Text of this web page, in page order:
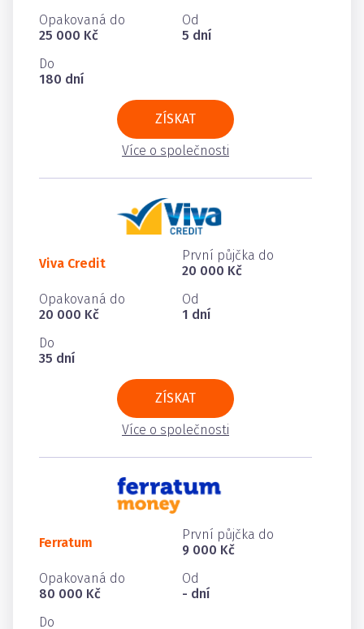
Opakovaná do
25 000 Kč
Od
5 dní
Do
180 dní
ZÍSKAT
Více o společnosti
Viva Credit
První půjčka do
20 000 Kč
Opakovaná do
20 000 Kč
Od
1 dní
Do
35 dní
ZÍSKAT
Více o společnosti
Ferratum
První půjčka do
9 000 Kč
Opakovaná do
80 000 Kč
Od
- dní
Do